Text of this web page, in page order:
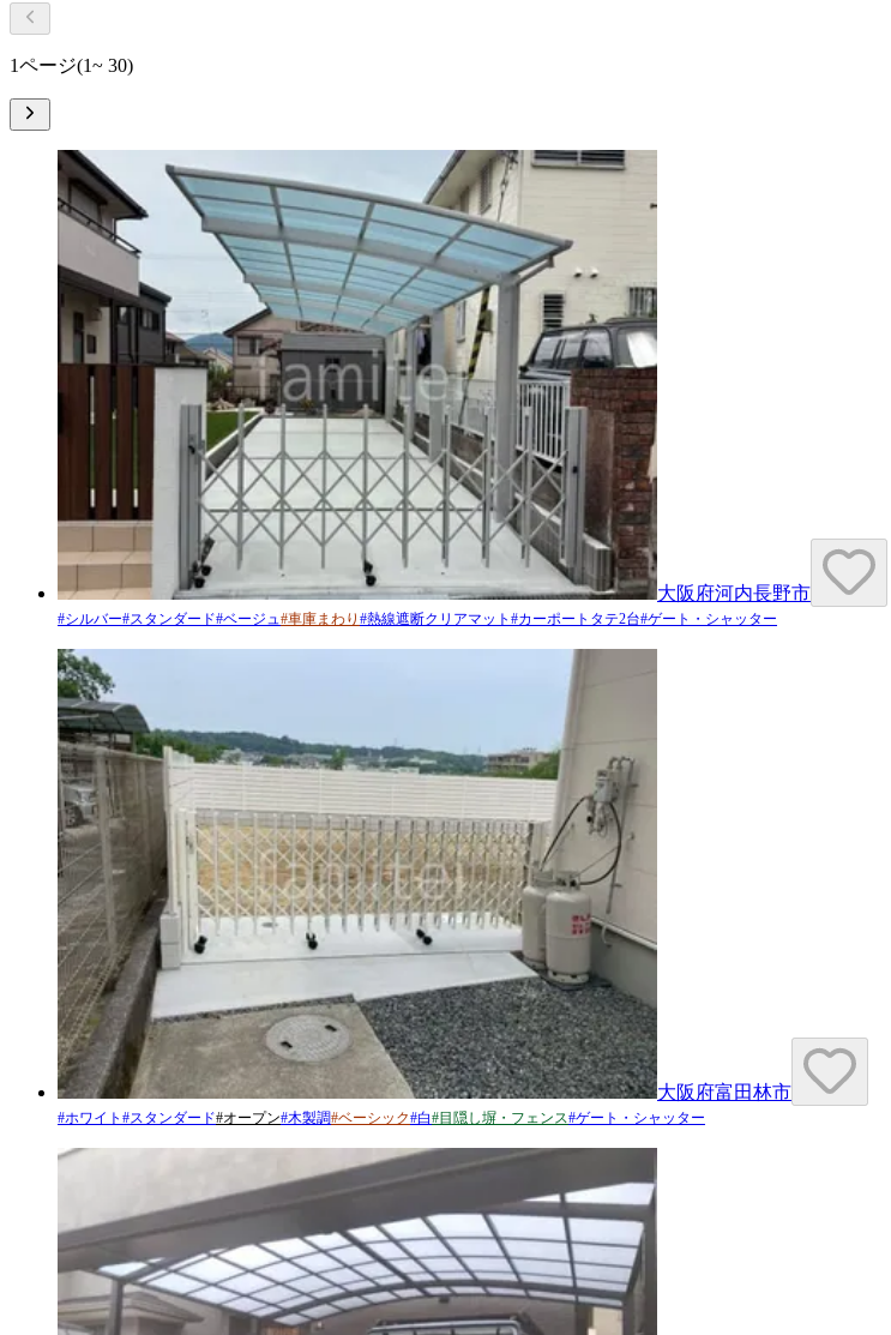
1ページ(1~ 30)
大阪府河内長野市
#シルバー#スタンダード#ベージュ#車庫まわり #熱線遮断クリアマット #カーポートタテ2台#ゲート・シャッター
大阪府富田林市
#ホワイト #スタンダード#オープン#木製調#ベーシック#白#目隠し塀・フェンス#ゲート・シャッター